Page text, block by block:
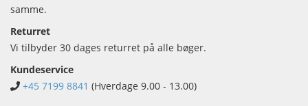
samme.
Returret
Vi tilbyder 30 dages returret på alle bøger.
Kundeservice
+45 7199 8841 (Hverdage 9.00 - 13.00)